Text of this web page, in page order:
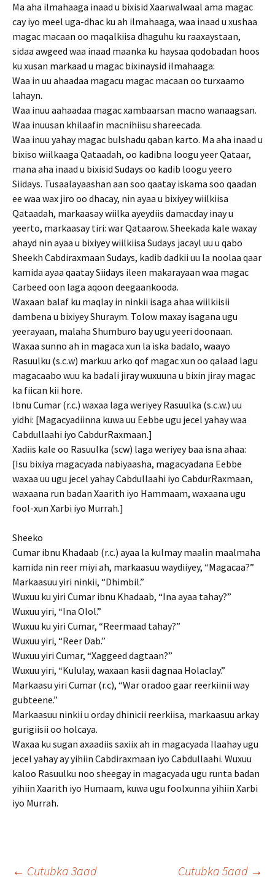
Ma aha ilmahaaga inaad u bixisid Xaarwalwaal ama magac
cay iyo meel uga-dhac ku ah ilmahaaga, waa inaad u xushaa
magac macaan oo maqalkiisa dhaguhu ku raaxaystaan,
sidaa awgeed waa inaad maanka ku haysaa qodobadan hoos
ku xusan markaad u magac bixinaysid ilmahaaga:
Waa in uu ahaadaa magacu magac macaan oo turxaamo
lahayn.
Waa inuu aahaadaa magac xambaarsan macno wanaagsan.
Waa inuusan khilaafin macnihiisu shareecada.
Waa inuu yahay magac bulshadu qaban karto. Ma aha inaad u
bixiso wiilkaaga Qataadah, oo kadibna loogu yeer Qataar,
mana aha inaad u bixisid Sudays oo kadib loogu yeero
Siidays. Tusaalayaashan aan soo qaatay iskama soo qaadan
ee waa wax jiro oo dhacay, nin ayaa u bixiyey wiilkiisa
Qataadah, markaasay wiilka ayeydiis damacday inay u
yeerto, markaasay tiri: war Qataarow. Sheekada kale waxay
ahayd nin ayaa u bixiyey wiilkiisa Sudays jacayl uu u qabo
Sheekh Cabdiraxmaan Sudays, kadib dadkii uu la noolaa qaar
kamida ayaa qaatay Siidays ileen makarayaan waa magac
Carbeed oon laga aqoon deegaankooda.
Waxaan balaf ku maqlay in ninkii isaga ahaa wiilkiisii
dambena u bixiyey Shuraym. Tolow maxay isagana ugu
yeerayaan, malaha Shumburo bay ugu yeeri doonaan.
Waxaa sunno ah in magaca xun la iska badalo, waayo
Rasuulku (s.c.w) markuu arko qof magac xun oo qalaad lagu
magacaabo wuu ka badali jiray wuxuuna u bixin jiray magac
ka fiican kii hore.
Ibnu Cumar (r.c.) waxaa laga weriyey Rasuulka (s.c.w.) uu
yidhi: [Magacyadiinna kuwa uu Eebbe ugu jecel yahay waa
Cabdullaahi iyo CabdurRaxmaan.]
Xadiis kale oo Rasuulka (scw) laga weriyey baa isna ahaa:
[Isu bixiya magacyada nabiyaasha, magacyadana Eebbe
waxaa uu ugu jecel yahay Cabdullaahi iyo CabdurRaxmaan,
waxaana run badan Xaarith iyo Hammaam, waxaana ugu
fool-xun Xarbi iyo Murrah.]
Sheeko
Cumar ibnu Khadaab (r.c.) ayaa la kulmay maalin maalmaha
kamida nin reer miyi ah, markaasuu waydiiyey, “Magacaa?”
Markaasuu yiri ninkii, “Dhimbil.”
Wuxuu ku yiri Cumar ibnu Khadaab, “Ina ayaa tahay?”
Wuxuu yiri, “Ina Olol.”
Wuxuu ku yiri Cumar, “Reermaad tahay?”
Wuxuu yiri, “Reer Dab.”
Wuxuu yiri Cumar, “Xaggeed dagtaan?”
Wuxuu yiri, “Kululay, waxaan kasii dagnaa Holaclay.”
Markaasu yiri Cumar (r.c), “War oradoo gaar reerkiinii way
gubteene.”
Markaasuu ninkii u orday dhinicii reerkiisa, markaasuu arkay
gurigiisii oo holcaya.
Waxaa ku sugan axaadiis saxiix ah in magacyada Ilaahay ugu
jecel yahay ay yihiin Cabdiraxmaan iyo Cabdullaahi. Wuxuu
kaloo Rasuulku noo sheegay in magacyada ugu runta badan
yihiin Xaarith iyo Humaam, kuwa ugu foolxunna yihiin Xarbi
iyo Murrah.
← Cutubka 3aad Cutubka 5aad →